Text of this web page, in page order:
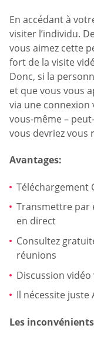
En accédant à
visiter l’individu.
vous aimez cette
fort de la visite
Donc, si la
et que vous vous
via une connexion
vous-même –
vous devriez vous
Avantages:
Téléchargement
Transmettre par
en direct
Consultez
réunions
Discussion vidéo
Il nécessite juste
Les